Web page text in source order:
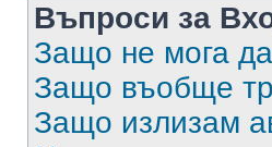
Въпроси за
Защо не мога
Защо въобще
Защо излизам